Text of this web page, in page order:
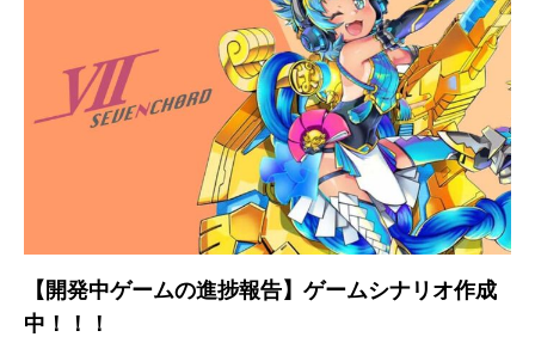
【開発中ゲームの進捗報告】ゲームシナリオ作成
中！！！